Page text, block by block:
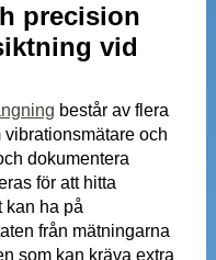
precision
vid
består av flera
och
dokumentera
för att hitta
kan ha på
från mätningarna
som kan kräva extra